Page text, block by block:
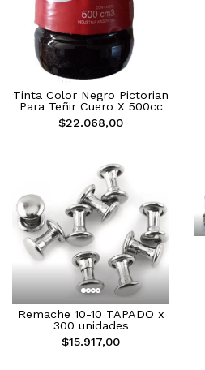
Tinta Color Negro Pictorian
Para Teñir Cuero X 500cc
$22.068,00
Remache 10-10 TAPADO x
300 unidades
$15.917,00